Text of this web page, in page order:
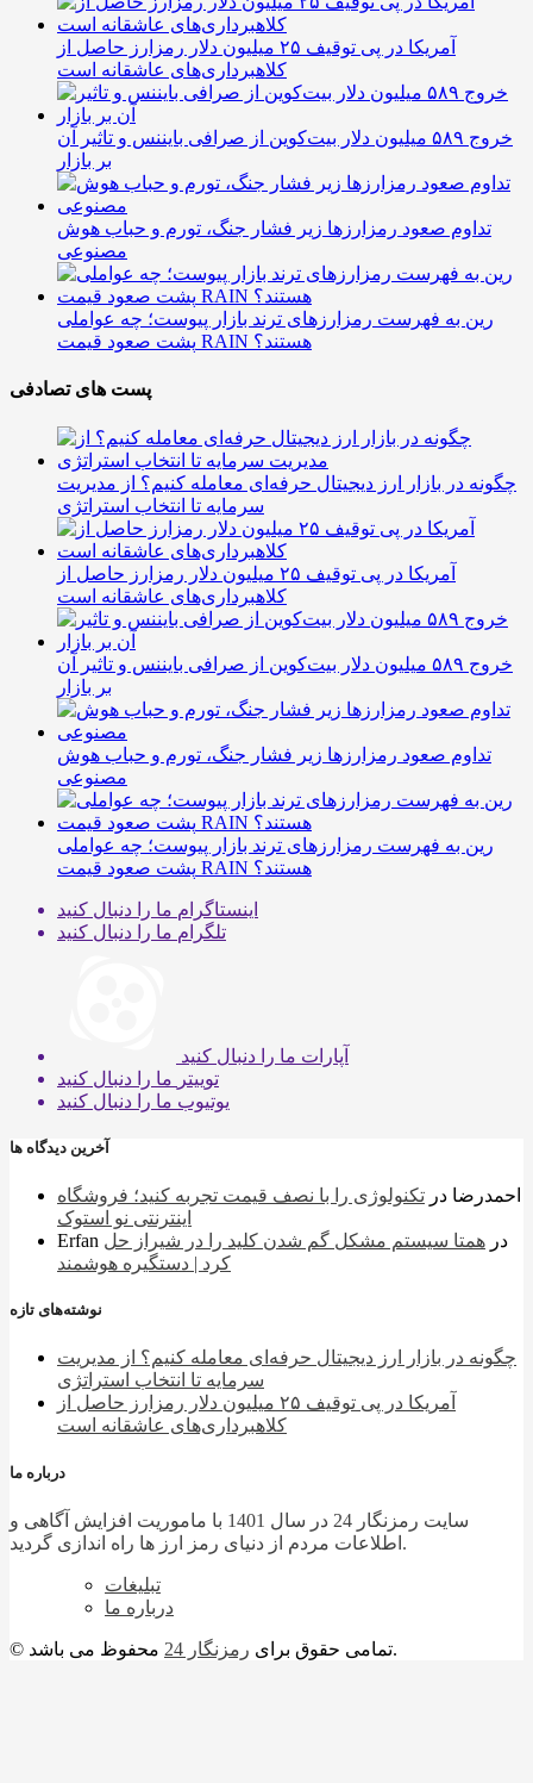
آمریکا در پی توقیف ۲۵ میلیون دلار رمزارز حاصل از
کلاهبرداری‌های عاشقانه است
خروج ۵۸۹ میلیون دلار بیت‌کوین از صرافی بایننس و تاثیر آن
بر بازار
تداوم صعود رمزارزها زیر فشار جنگ، تورم و حباب هوش
مصنوعی
رین به فهرست رمزارزهای ترند بازار پیوست؛ چه عواملی
پشت صعود قیمت RAIN هستند؟
پست های تصادفی
چگونه در بازار ارز دیجیتال حرفه‌ای معامله کنیم؟ از مدیریت
سرمایه تا انتخاب استراتژی
آمریکا در پی توقیف ۲۵ میلیون دلار رمزارز حاصل از
کلاهبرداری‌های عاشقانه است
خروج ۵۸۹ میلیون دلار بیت‌کوین از صرافی بایننس و تاثیر آن
بر بازار
تداوم صعود رمزارزها زیر فشار جنگ، تورم و حباب هوش
مصنوعی
رین به فهرست رمزارزهای ترند بازار پیوست؛ چه عواملی
پشت صعود قیمت RAIN هستند؟
اینستاگرام ما را دنبال کنید
تلگرام ما را دنبال کنید
آپارات ما را دنبال کنید
توییتر ما را دنبال کنید
یوتیوب ما را دنبال کنید
آخرین دیدگاه ها
احمدرضا در تکنولوژی را با نصف قیمت تجربه کنید؛ فروشگاه
اینترنتی نو استوک
Erfan
در همتا سیستم مشکل گم شدن کلید را در شیراز حل
کرد | دستگیره هوشمند
نوشته‌های تازه
چگونه در بازار ارز دیجیتال حرفه‌ای معامله کنیم؟ از مدیریت
سرمایه تا انتخاب استراتژی
آمریکا در پی توقیف ۲۵ میلیون دلار رمزارز حاصل از
کلاهبرداری‌های عاشقانه است
درباره ما
سایت رمزنگار 24 در سال 1401 با ماموریت افزایش آگاهی و
اطلاعات مردم از دنیای رمز ارز ها راه اندازی گردید.
تبلیغات
درباره ما
© تمامی حقوق برای رمزنگار 24 محفوظ می باشد.